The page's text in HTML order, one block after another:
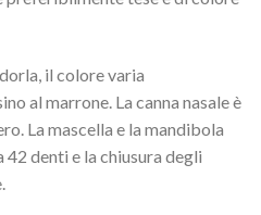
il colore varia
al marrone. La canna nasale è
La mascella e la mandibola
denti e la chiusura degli